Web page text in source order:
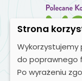
Strona
Wykorzystujemy
do poprawnego
Po wyrażeniu